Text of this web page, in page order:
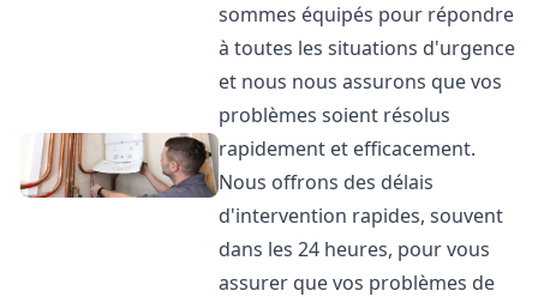
sommes équipés pour répondre
à toutes les situations d'urgence
et nous nous assurons que vos
problèmes soient résolus
rapidement et efficacement.
Nous offrons des délais
d'intervention rapides, souvent
dans les 24 heures, pour vous
assurer que vos problèmes de